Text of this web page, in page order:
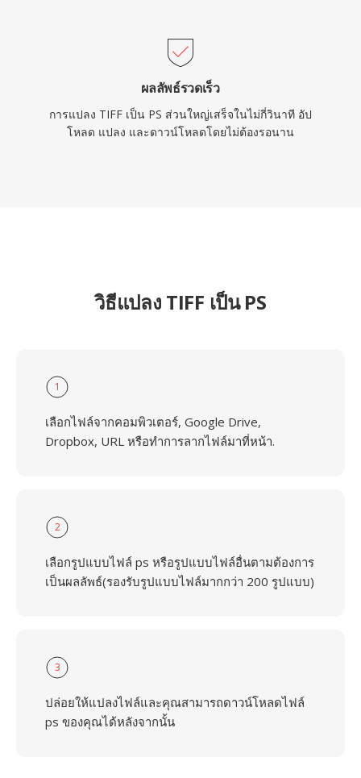
ผลลัพธ์รวดเร็ว
การแปลง TIFF เป็น PS ส่วนใหญ่เสร็จในไม่กี่วินาที อัป
โหลด แปลง และดาวน์โหลดโดยไม่ต้องรอนาน
วิธีแปลง TIFF เป็น PS
1
เลือกไฟล์จากคอมพิวเตอร์, Google Drive,
Dropbox, URL หรือทำการลากไฟล์มาที่หน้า.
2
เลือกรูปแบบไฟล์ ps หรือรูปแบบไฟล์อื่นตามต้องการ
เป็นผลลัพธ์(รองรับรูปแบบไฟล์มากกว่า 200 รูปแบบ)
3
ปล่อยให้แปลงไฟล์และคุณสามารถดาวน์โหลดไฟล์
ps ของคุณได้หลังจากนั้น